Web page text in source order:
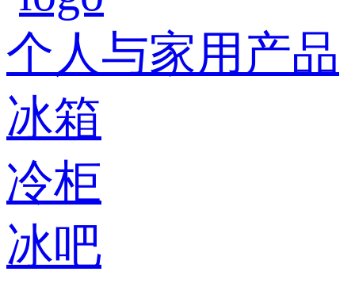
个人与家用产品
冰箱
冷柜
冰吧